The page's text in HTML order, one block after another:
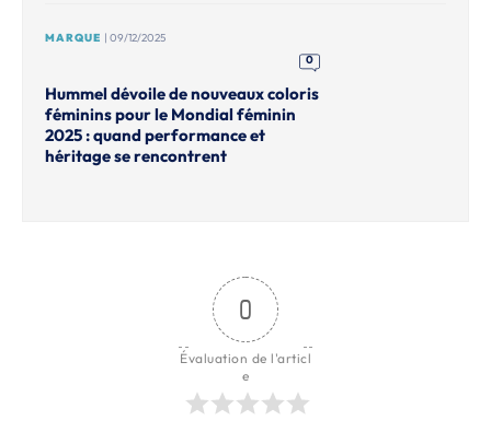
MARQUE | 09/12/2025
0
Hummel dévoile de nouveaux coloris
féminins pour le Mondial féminin
2025 : quand performance et
héritage se rencontrent
0
Évaluation de l'articl
e